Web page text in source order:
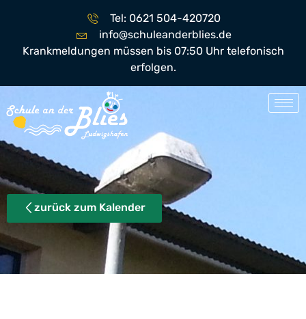
Tel: 0621 504-420720
info@schuleanderblies.de
Krankmeldungen müssen bis 07:50 Uhr telefonisch
erfolgen.
zurück zum Kalender